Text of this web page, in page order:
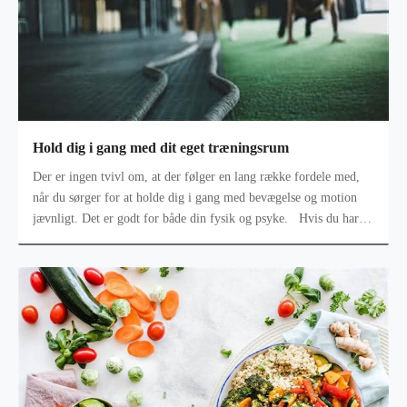
Hold dig i gang med dit eget træningsrum
Der er ingen tvivl om, at der følger en lang række fordele med,
når du sørger for at holde dig i gang med bevægelse og motion
jævnligt. Det er godt for både din fysik og psyke. Hvis du har et